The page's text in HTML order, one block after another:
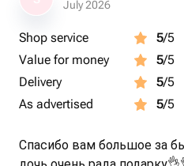
July 2026
Shop service 5/5
Value for money
5/5
Delivery
5/5
As advertised
5/5
Спасибо вам большое за